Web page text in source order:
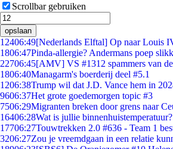
Scrollbar gebruiken
opslaan
12406:49[Nederlands Elftal] Op naar Louis
1806:47Pinda-allergie? Andermans poep
22706:45[AMV] VS #1312 spammers van
1806:40Managarm's boerderij deel #5.1
1206:38Trump wil dat J.D. Vance hem in
9606:37Het grote goedemorgen topic #3
7506:29Migranten breken door grens naar
16406:28Wat is jullie
17706:27Touwtrekken 2.0 #636 - Team 1
3206:27Zou je vreemdgaan in een relatie